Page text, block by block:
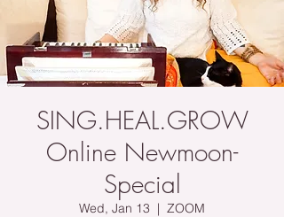
SING.HEAL.GROW
Online Newmoon-
Special
Wed, Jan 13
  |
ZOOM